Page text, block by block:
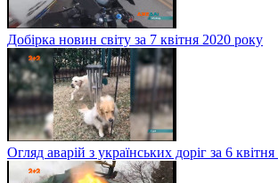
Добірка новин світу за 7 квітня 2020 року
Огляд аварій з українських доріг за 6